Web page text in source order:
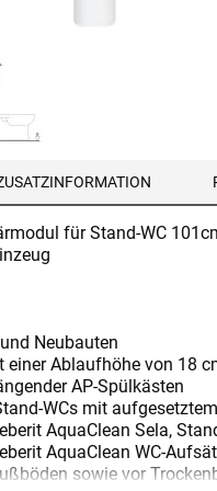
für Stand-WC
Neubauten
einer Ablaufhöhe von 18
AP-Spülkästen
WCs mit
AquaClean Sela,
AquaClean WC-
sowie vor